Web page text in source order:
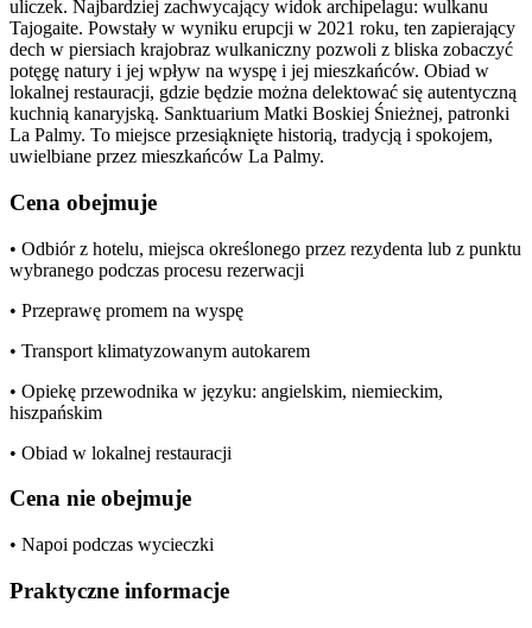
uliczek. Najbardziej zachwycający widok archipelagu: wulkanu
Tajogaite. Powstały w wyniku erupcji w 2021 roku, ten zapierający
dech w piersiach krajobraz wulkaniczny pozwoli z bliska zobaczyć
potęgę natury i jej wpływ na wyspę i jej mieszkańców. Obiad w
lokalnej restauracji, gdzie będzie można delektować się autentyczną
kuchnią kanaryjską. Sanktuarium Matki Boskiej Śnieżnej, patronki
La Palmy. To miejsce przesiąknięte historią, tradycją i spokojem,
uwielbiane przez mieszkańców La Palmy.
Cena obejmuje
• Odbiór z hotelu, miejsca określonego przez rezydenta lub z punktu
wybranego podczas procesu rezerwacji
• Przeprawę promem na wyspę
• Transport klimatyzowanym autokarem
• Opiekę przewodnika w języku: angielskim, niemieckim,
hiszpańskim
• Obiad w lokalnej restauracji
Cena nie obejmuje
• Napoi podczas wycieczki
Praktyczne informacje